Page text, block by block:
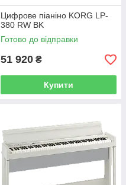
Цифрове піаніно KORG LP-
380 RW BK
Готово до відправки
51 920 ₴
Купити